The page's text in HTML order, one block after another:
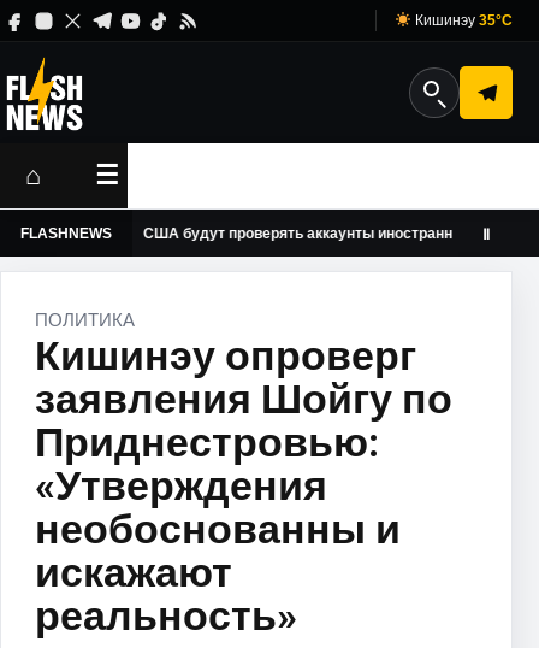
Кишинэу 35°C
⌂ ☰
FLASHNEWSСША будут проверять аккаунты иностранных журналистов в
Ⅱ
ПОЛИТИКА
Кишинэу опроверг
заявления Шойгу по
Приднестровью:
«Утверждения
необоснованны и
искажают
реальность»